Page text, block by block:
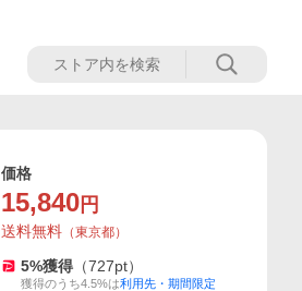
価格
15,840 円
送料無料 （東京都）
5%獲得 （727pt）
獲得のうち4.5%は利用先・期間限定